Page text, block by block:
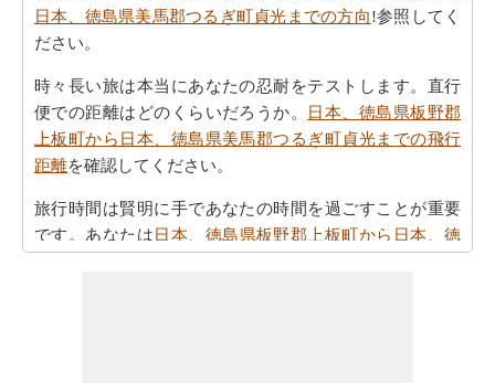
日本、徳島県美馬郡つるぎ町貞光までの方向!参照してく
ださい。
時々長い旅は本当にあなたの忍耐をテストします。直行
便での距離はどのくらいだろうか。
日本、徳島県板野郡
上板町から日本、徳島県美馬郡つるぎ町貞光までの飛行
距離を確認してください。
旅行時間は賢明に手であなたの時間を過ごすことが重要
です。あなたは日本、徳島県板野郡上板町から日本、徳